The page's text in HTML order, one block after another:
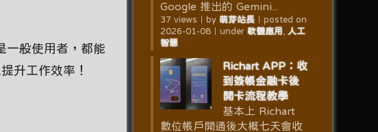
一般使用者，都能
升工作效率！
Google 推出的 Gemini...
37 views by 萌芽站長｜ posted on
2026-01-08｜ under 軟體應用
人工
智慧
Richart APP：收
到簽帳金融卡後
開卡流程教學
基本上 Richart
數位帳戶開通後大概七天會收